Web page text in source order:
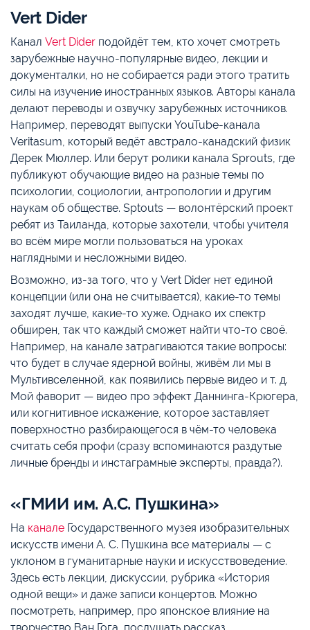
Vert Dider
Канал Vert Dider подойдёт тем, кто хочет смотреть
зарубежные научно-популярные видео, лекции и
документалки, но не собирается ради этого тратить
силы на изучение иностранных языков. Авторы канала
делают переводы и озвучку зарубежных источников.
Например, переводят выпуски YouTube-канала
Veritasum, который ведёт австрало-канадский физик
Дерек Мюллер. Или берут ролики канала Sprouts, где
публикуют обучающие видео на разные темы по
психологии, социологии, антропологии и другим
наукам об обществе. Sptouts — волонтёрский проект
ребят из Таиланда, которые захотели, чтобы учителя
во всём мире могли пользоваться на уроках
наглядными и несложными видео.
Возможно, из-за того, что у Vert Dider нет единой
концепции (или она не считывается), какие-то темы
заходят лучше, какие-то хуже. Однако их спектр
обширен, так что каждый сможет найти что-то своё.
Например, на канале затрагиваются такие вопросы:
что будет в случае ядерной войны, живём ли мы в
Мультивселенной, как появились первые видео и т. д.
Мой фаворит — видео про эффект Даннинга-Крюгера,
или когнитивное искажение, которое заставляет
поверхностно разбирающегося в чём-то человека
считать себя профи (сразу вспоминаются раздутые
личные бренды и инстаграмные эксперты, правда?).
«ГМИИ им. А.С. Пушкина»
На канале Государственного музея изобразительных
искусств имени А. С. Пушкина все материалы — с
уклоном в гуманитарные науки и искусствоведение.
Здесь есть лекции, дискуссии, рубрика «История
одной вещи» и даже записи концертов. Можно
посмотреть, например, про японское влияние на